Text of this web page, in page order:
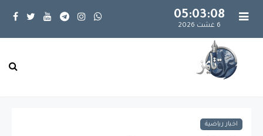
05:03:09
6 غشت 2026
اخبار رياضية